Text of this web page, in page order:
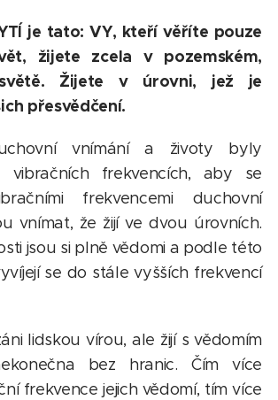
je tato: VY, kteří věříte pouze
žijete zcela v pozemském,
světě. Žijete v úrovni, jež je
přesvědčení.
vnímání a životy byly
vibračních frekvencích, aby se
frekvencemi duchovní
vnímat, že žijí ve dvou úrovních.
jsou si plně vědomi a podle této
se do stále vyšších frekvencí
lidskou vírou, ale žijí s vědomím
bez hranic. Čím více
frekvence jejich vědomí, tím více